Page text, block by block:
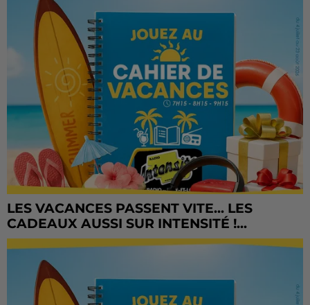
LES VACANCES PASSENT VITE... LES
CADEAUX AUSSI SUR INTENSITÉ !...